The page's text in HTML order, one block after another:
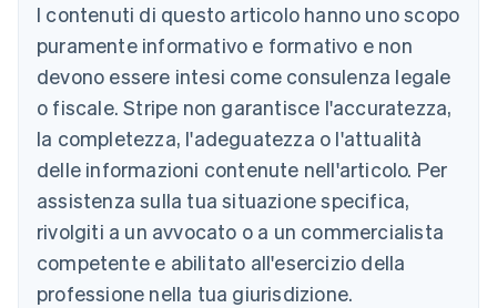
I contenuti di questo articolo hanno uno scopo
puramente informativo e formativo e non
devono essere intesi come consulenza legale
o fiscale. Stripe non garantisce l'accuratezza,
la completezza, l'adeguatezza o l'attualità
delle informazioni contenute nell'articolo. Per
assistenza sulla tua situazione specifica,
rivolgiti a un avvocato o a un commercialista
competente e abilitato all'esercizio della
professione nella tua giurisdizione.
Belgio
Nederlands FrançaisDeutschEnglish
Brasile
Português English
Bulgaria
English
Canada
EnglishFrançais
Cina continentale
简体中文
Cipro
English
Croazia